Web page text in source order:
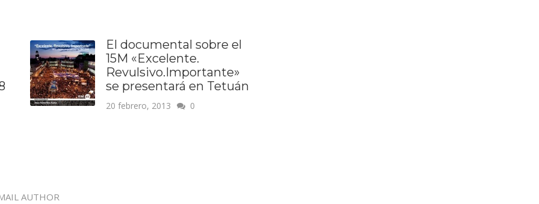
El documental sobre el
15M «Excelente.
Revulsivo.Importante»
se presentará en Tetuán
20 febrero, 2013 0
AUTHOR